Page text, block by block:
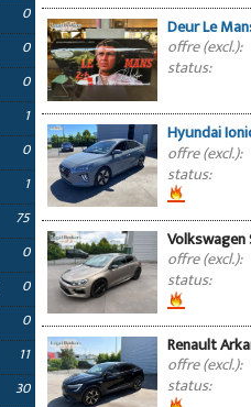
0
0
0
1
0
1
75
0
0
0
11
30
Deur Le
offre (excl.):
status:
Hyundai
offre (excl.):
status:
Volkswagen
offre (excl.):
status:
Renault
offre (excl.):
status: